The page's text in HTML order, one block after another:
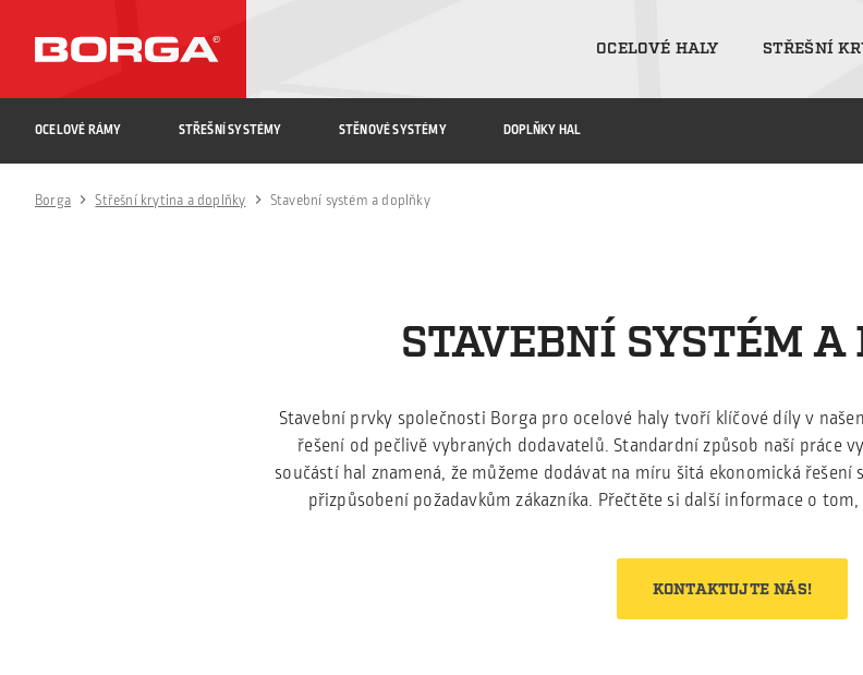
OCELOVÉ HALY STŘEŠNÍ
OCELOVÉ RÁMY STŘEŠNÍ SYSTÉMY STĚNOVÉ SYSTÉMY DOPLŇKY HAL
Borga Střešní krytina a doplňky Stavební systém a doplňky
STAVEBNÍ SYSTÉM A
Stavební prvky společnosti Borga pro ocelové haly tvoří klíčové díly v
řešení od pečlivě vybraných dodavatelů. Standardní způsob naší práce
součástí hal znamená, že můžeme dodávat na míru šitá ekonomická
přizpůsobení požadavkům zákazníka. Přečtěte si další informace o
KONTAKTUJTE NÁS!